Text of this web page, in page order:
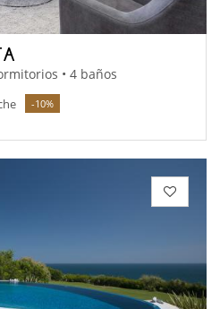
• 4 baños
-10%